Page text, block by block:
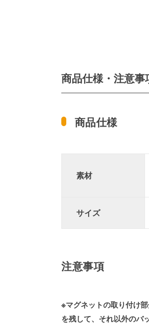
商品仕様・注意事
商品仕様
素材
サイズ
注意事項
※マグネットの取り付け
を残して、それ以外のバ